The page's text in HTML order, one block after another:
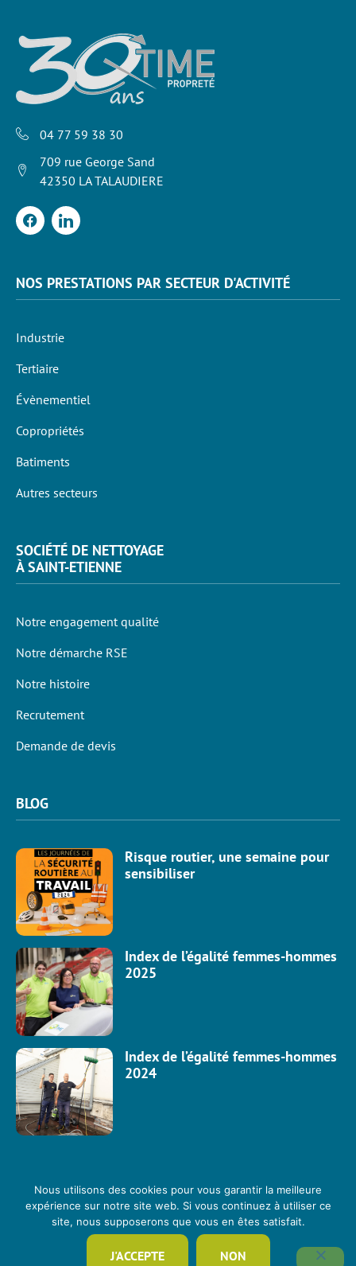
04 77 59 38 30
709 rue George Sand
42350 LA TALAUDIERE
NOS PRESTATIONS PAR SECTEUR D'ACTIVITÉ
Industrie
Tertiaire
Évènementiel
Copropriétés
Batiments
Autres secteurs
SOCIÉTÉ DE NETTOYAGE
À SAINT-ETIENNE
Notre engagement qualité
Notre démarche RSE
Notre histoire
Recrutement
Demande de devis
BLOG
Risque routier, une semaine pour
sensibiliser
Index de l’égalité femmes-hommes
2025
Index de l’égalité femmes-hommes
2024
Nous utilisons des cookies pour vous garantir la meilleure
expérience sur notre site web. Si vous continuez à utiliser ce
site, nous supposerons que vous en êtes satisfait.
J'ACCEPTE NON